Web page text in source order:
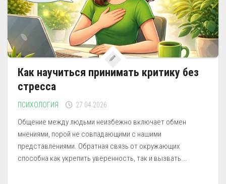
Как научиться принимать критику без
стресса
ПСИХОЛОГИЯ 27.04.2026
Общение между людьми неизбежно включает обмен
мнениями, порой не совпадающими с нашими
представлениями. Обратная связь от окружающих
способна как укрепить уверенность, так и вызвать...